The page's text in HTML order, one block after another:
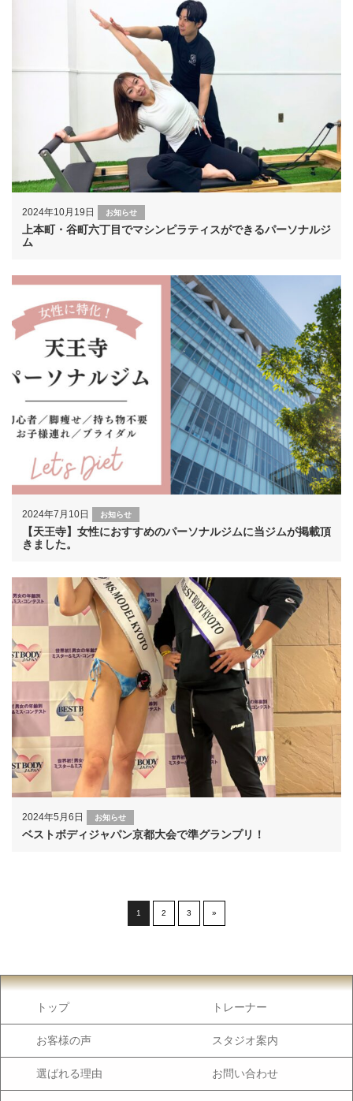
2024年10月19日 お知らせ
上本町・谷町六丁目でマシンピラティスができるパーソナルジ
ム
2024年7月10日 お知らせ
【天王寺】女性におすすめのパーソナルジムに当ジムが掲載頂
きました。
2024年5月6日 お知らせ
ベストボディジャパン京都大会で準グランプリ！
1 2 3 »
トップ トレーナー
お客様の声 スタジオ案内
選ばれる理由 お問い合わせ